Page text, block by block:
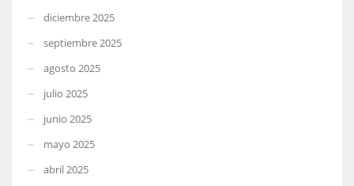
diciembre 2025
septiembre 2025
agosto 2025
julio 2025
junio 2025
mayo 2025
abril 2025